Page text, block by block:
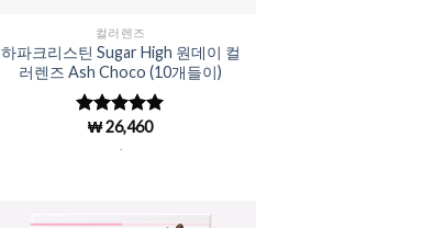
컬러렌즈
하파크리스틴 Sugar High 원데이 컬
러렌즈 Ash Choco (10개들이)
5 중에서
로 평
₩26,460